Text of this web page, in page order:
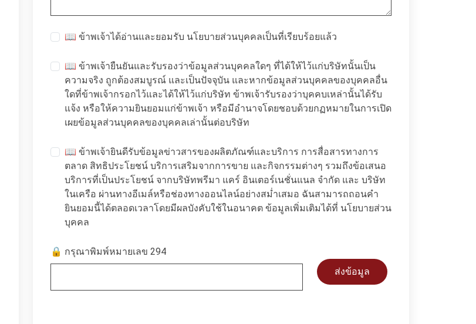
📖 ข้าพเจ้าได้อ่านและยอมรับ นโยบายส่วนบุคคลเป็นที่เรียบร้อยแล้ว
📖 ข้าพเจ้ายืนยันและรับรองว่าข้อมูลส่วนบุคคลใดๆ ที่ได้ให้ไว้แก่บริษัทนั้นเป็น
ความจริง ถูกต้องสมบูรณ์ และเป็นปัจจุบัน และหากข้อมูลส่วนบุคคลของบุคคลอื่น
ใดที่ข้าพเจ้ากรอกไว้และได้ให้ไว้แก่บริษัท ข้าพเจ้ารับรองว่าบุคคบเหล่านั้นได้รับ
แจ้ง หรือให้ความยินยอมแก่ข้าพเจ้า หรือมีอำนาจโดยชอบด้วยกฏหมายในการเปิด
เผยข้อมูลส่วนบุคคลของบุคคลเล่านั้นต่อบริษัท
📖 ข้าพเจ้ายินดีรับข้อมูลข่าวสารของผลิตภัณฑ์และบริการ การสื่อสารทางการ
ตลาด สิทธิประโยชน์ บริการเสริมจากการขาย และกิจกรรมต่างๆ รวมถึงข้อเสนอ
บริการที่เป็นประโยชน์ จากบริษัทพรีมา แคร์ อินเตอร์เนชั่นแนล จำกัด และ บริษัท
ในเครือ ผ่านทางอีเมล์หรือช่องทางออนไลน์อย่างสม่ำเสมอ ฉันสามารถถอนคำ
ยินยอมนี้ได้ตลอดเวลาโดยมีผลบังคับใช้ในอนาคต ข้อมูลเพิ่มเติมได้ที่ นโยบายส่วน
บุคคล
🔒 กรุณาพิมพ์หมายเลข 294
ส่งข้อมูล